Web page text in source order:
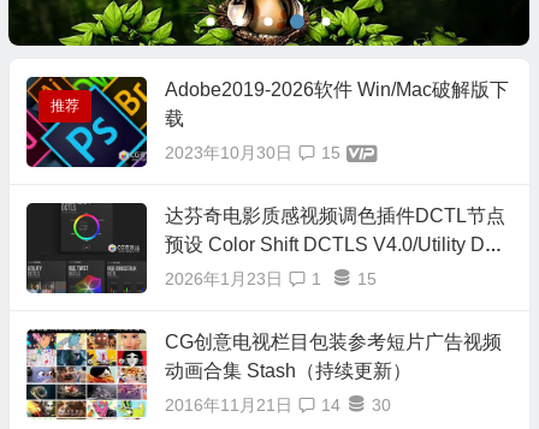
推荐
Adobe2019-2026软件 Win/Mac破解版下
载
2023年10月30日 15
达芬奇电影质感视频调色插件DCTL节点
预设 Color Shift DCTLS V4.0/Utility DCT
L/Hue Twist V2/RGB Crosstalk/RGB Spli
2026年1月23日 1 15
CG创意电视栏目包装参考短片广告视频
动画合集 Stash（持续更新）
2016年11月21日 14 30